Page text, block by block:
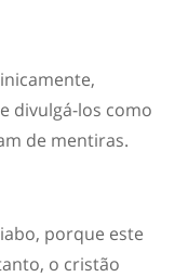
divulgá-los como
de mentiras.
porque este
o cristão